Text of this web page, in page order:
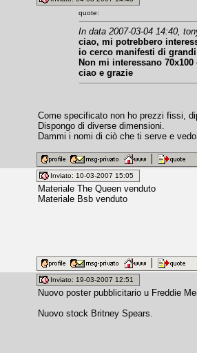
quote:
In data 2007-03-04 14:40,
ciao, mi potrebbero
io cerco manifesti di
Non mi interessano 70x100
ciao e grazie
Come specificato non ho prezzi fissi,
Dispongo di diverse dimensioni.
Dammi i nomi di ciò che ti serve e
Inviato: 10-03-2007 15:05
Materiale The Queen venduto
Materiale Bsb venduto
Inviato: 19-03-2007 12:51
Nuovo poster pubblicitario u Freddie
Nuovo stock Britney Spears.